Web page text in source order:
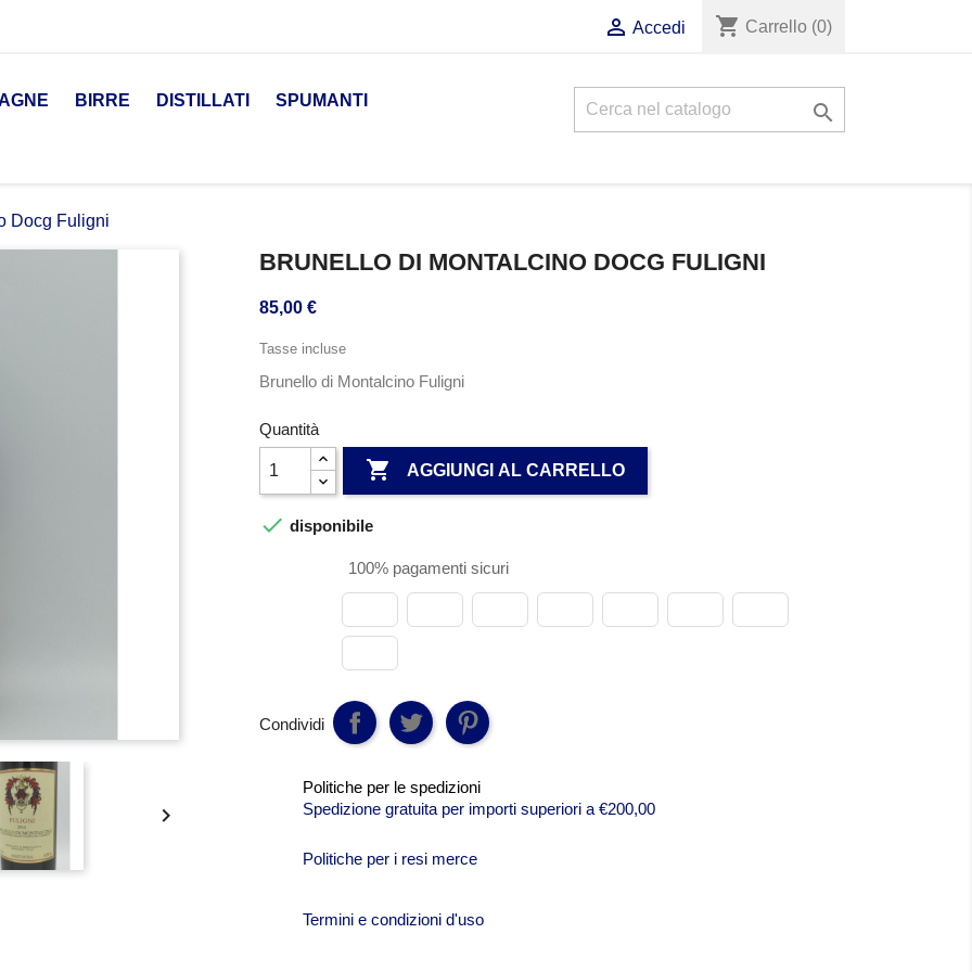
 Accedi shopping_cart Carrello (0)
BIRRE DISTILLATI SPUMANTI 
Docg Fuligni

BRUNELLO DI MONTALCINO DOCG FULIGNI
85,00 €
Tasse incluse
Brunello di Montalcino Fuligni
Quantità
 AGGIUNGI AL CARRELLO
 disponibile
100% pagamenti sicuri
Condividi
Politiche per le spedizioni
Spedizione gratuita per importi superiori a €200,00
Politiche per i resi merce
Termini e condizioni d'uso